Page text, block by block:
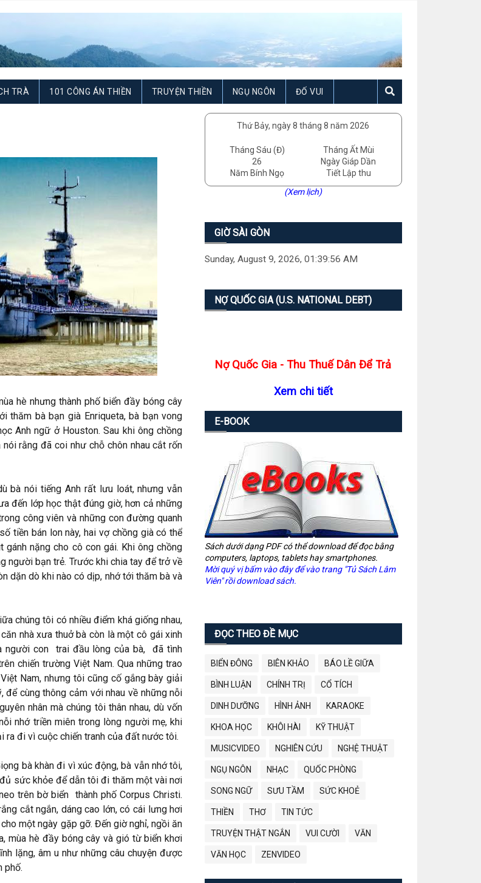
TRÀ 101 CÔNG ÁN THIỀN TRUYỆN THIỀN NGỤ NGÔN ĐỐ VUI
hè nhưng thành phố biển đầy bóng cây
thăm bà bạn già Enriqueta, bà bạn vong
Anh ngữ ở Houston. Sau khi ông chồng
rằng đã coi như chỗ chôn nhau cắt rốn
bà nói tiếng Anh rất lưu loát, nhưng vẫn
đến lớp học thật đúng giờ, hơn cả những
công viên và những con đường quanh
tiền bán lon này, hai vợ chồng già có thể
nặng cho cô con gái. Khi ông chồng
người bạn trẻ. Trước khi chia tay để trở về
dặn dò khi nào có dịp, nhớ tới thăm bà và
chúng tôi có nhiều điểm khá giống nhau,
nhà xưa thuở bà còn là một cô gái xinh
người con trai đầu lòng của bà, đã tình
chiến trường Việt Nam. Qua những trao
Nam, nhưng tôi cũng cố gắng bày giải
cùng thông cảm với nhau về những nỗi
nhân mà chúng tôi thân nhau, dù vốn
nhớ triền miên trong lòng người mẹ, khi
ra đi vì cuộc chiến tranh của đất nước tôi.
bà khàn đi vì xúc động, bà vẫn nhớ tôi,
sức khỏe để dẫn tôi đi thăm một vài nơi
trên bờ biển thành phố Corpus Christi.
cắt ngắn, dáng cao lớn, có cái lưng hơi
một ngày gặp gỡ. Đến giờ nghỉ, ngồi ăn
mùa hè đầy bóng cây và gió từ biển khơi
lặng, âm u như những câu chuyện được
phố.
Thứ Bảy, ngày 8 tháng 8 năm 2026
Tháng Sáu (Đ)
26
Năm Bính Ngọ
Tháng Ất Mùi
Ngày Giáp Dần
Tiết Lập thu
(Xem lịch)
GIỜ SÀI GÒN
Sunday, August 9, 2026, 01:39:57 AM
NỢ QUỐC GIA (U.S. NATIONAL DEBT)
Nợ Quốc Gia - Thu Thuế Dân Để Trả
Xem chi tiết
E-BOOK
Sách dưới dạng PDF có thể download để đọc bằng
computers, laptops, tablets hay smartphones.
Mời quý vị bấm vào đây để vào trang "Tủ Sách Lâm
Viên" rồi download sách.
ĐỌC THEO ĐỀ MỤC
BIỂN ĐÔNG BIÊN KHẢO BÁO LỀ GIỮA
BÌNH LUẬN CHÍNH TRỊ CỔ TÍCH
DINH DƯỠNG HÌNH ẢNH KARAOKE
KHOA HỌC KHÔI HÀI KỸ THUẬT
MUSICVIDEO NGHIÊN CỨU NGHỆ THUẬT
NGỤ NGÔN NHẠC QUỐC PHÒNG
SONG NGỮ SƯU TẦM SỨC KHOẺ
THIỀN THƠ TIN TỨC
TRUYỆN THẬT NGẮN VUI CƯỜI VĂN
VĂN HỌC ZENVIDEO